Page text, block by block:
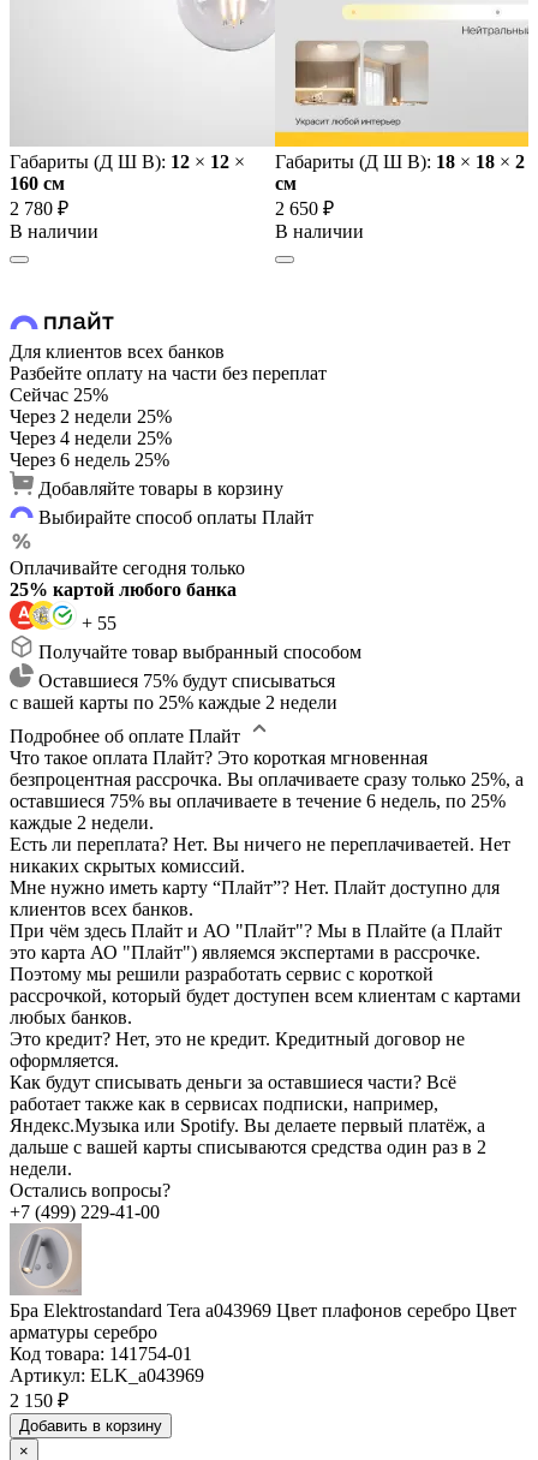
Габариты (Д Ш В): 12 × 12 ×
160 cм
2 780 ₽
В наличии
Габариты (Д Ш В): 18 × 18 × 2
cм
2 650 ₽
В наличии
Для клиентов всех банков
Разбейте оплату на части без переплат
Сейчас 25%
Через 2 недели 25%
Через 4 недели 25%
Через 6 недель 25%
Добавляйте товары в корзину
Выбирайте способ оплаты Плайт
Оплачивайте сегодня только
25% картой любого банка
+ 55
Получайте товар выбранный способом
Оставшиеся 75% будут списываться
с вашей карты по 25% каждые 2 недели
Подробнее об оплате Плайт
Что такое оплата Плайт? Это короткая мгновенная
безпроцентная рассрочка. Вы оплачиваете сразу только 25%, а
оставшиеся 75% вы оплачиваете в течение 6 недель, по 25%
каждые 2 недели.
Есть ли переплата? Нет. Вы ничего не переплачиваетей. Нет
никаких скрытых комиссий.
Мне нужно иметь карту “Плайт”? Нет. Плайт доступно для
клиентов всех банков.
При чём здесь Плайт и АО "Плайт"? Мы в Плайте (а Плайт
это карта АО "Плайт") являемся экспертами в рассрочке.
Поэтому мы решили разработать сервис с короткой
рассрочкой, который будет доступен всем клиентам с картами
любых банков.
Это кредит? Нет, это не кредит. Кредитный договор не
оформляется.
Как будут списывать деньги за оставшиеся части? Всё
работает также как в сервисах подписки, например,
Яндекс.Музыка или Spotify. Вы делаете первый платёж, а
дальше с вашей карты списываются средства один раз в 2
недели.
Остались вопросы?
+7 (499) 229-41-00
Бра Elektrostandard Tera a043969 Цвет плафонов серебро Цвет
арматуры серебро
Код товара: 141754-01
Артикул: ELK_a043969
2 150 ₽
Добавить в корзину
×